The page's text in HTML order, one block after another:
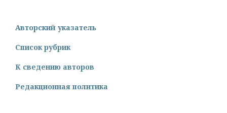
Авторский указатель
Список рубрик
К сведению авторов
Редакционная политика